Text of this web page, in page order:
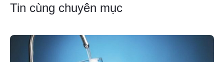
Tin cùng chuyên mục